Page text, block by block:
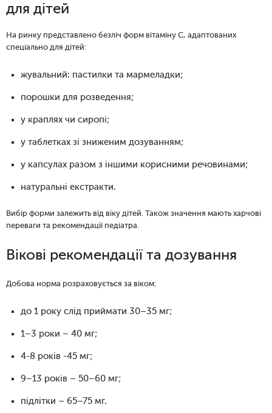
для дітей
На ринку представлено безліч форм вітаміну C, адаптованих
спеціально для дітей:
жувальний: пастилки та мармеладки;
порошки для розведення;
у краплях чи сиропі;
у таблетках зі зниженим дозуванням;
у капсулах разом з іншими корисними речовинами;
натуральні екстракти.
Вибір форми залежить від віку дітей. Також значення мають харчові
переваги та рекомендації педіатра.
Вікові рекомендації та дозування
Добова норма розраховується за віком:
до 1 року слід приймати 30–35 мг;
1–3 роки – 40 мг;
4-8 років -45 мг;
9–13 років – 50–60 мг;
підлітки – 65–75 мг.